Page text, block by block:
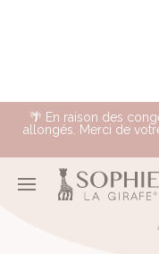
🌴 En raison des
allongés. Merci de